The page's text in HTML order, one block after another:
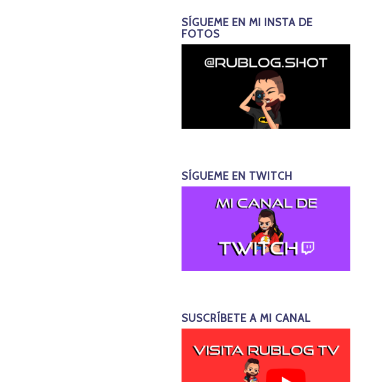
SÍGUEME EN MI INSTA DE
FOTOS
SÍGUEME EN TWITCH
SUSCRÍBETE A MI CANAL